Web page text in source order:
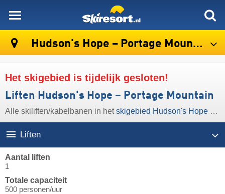
Hudson's Hope – Portage Mountain
Het skigebied is tijdelijk gesloten!
Liften Hudson's Hope – Portage Mountain
Alle skiliften/kabelbanen in hetskigebied Hudson's Hope – Portage Mountain
Liften
Aantal liften
1
Totale capaciteit
500 personen/uur